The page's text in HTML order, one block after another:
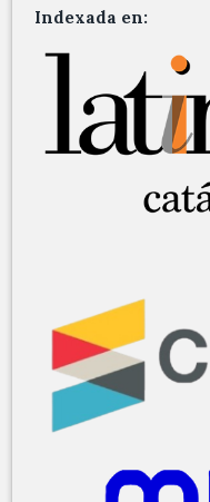
Indexada en: